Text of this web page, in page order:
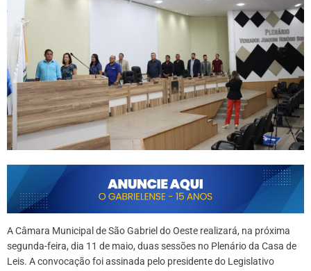
A Câmara Municipal de São Gabriel do Oeste realizará, na próxima
segunda-feira, dia 11 de maio, duas sessões no Plenário da Casa de
Leis. A convocação foi assinada pelo presidente do Legislativo